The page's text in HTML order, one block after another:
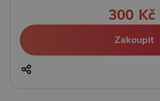
300 Kč
Zakoupit